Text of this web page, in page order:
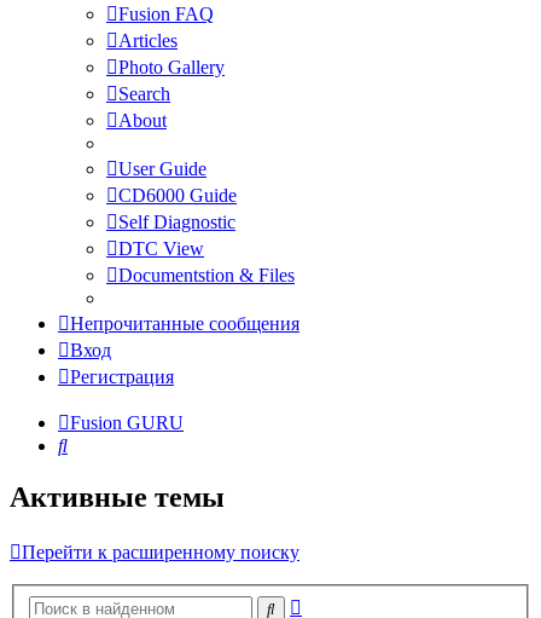
Fusion FAQ
Articles
Photo Gallery
Search
About
User Guide
CD6000 Guide
Self Diagnostic
DTC View
Documentstion & Files
Непрочитанные сообщения
Вход
Регистрация
Fusion GURU
Поиск
Активные темы
Перейти к расширенному поиску
Поиск